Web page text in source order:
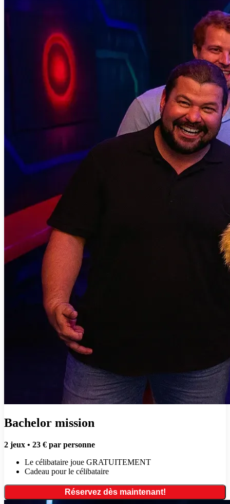
Bachelor mission
2 jeux • 23 € par personne
Le célibataire joue GRATUITEMENT
Cadeau pour le célibataire
Réservez dès maintenant!